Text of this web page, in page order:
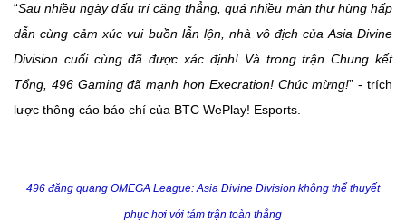
“Sau nhiều ngày đấu trí căng thẳng, quá nhiều màn thư hùng hấp
dẫn cùng cảm xúc vui buồn lẫn lộn, nhà vô địch của Asia Divine
Division cuối cùng đã được xác định! Và trong trận Chung kết
Tổng, 496 Gaming đã mạnh hơn Execration! Chúc mừng!” - trích
lược thông cáo báo chí của BTC WePlay! Esports.
496 đăng quang OMEGA League: Asia Divine Division không thể thuyết
phục hơi với tám trận toàn thắng